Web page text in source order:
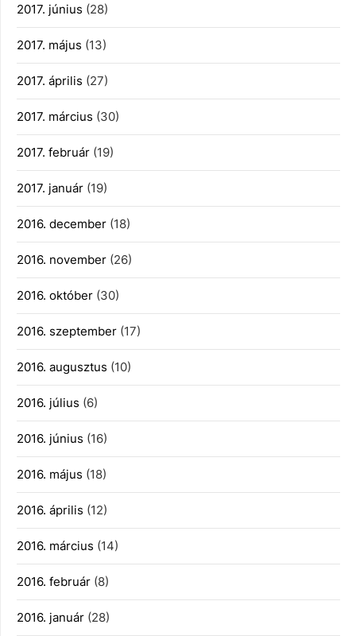
2017. június (28)
2017. május (13)
2017. április (27)
2017. március (30)
2017. február (19)
2017. január (19)
2016. december (18)
2016. november (26)
2016. október (30)
2016. szeptember (17)
2016. augusztus (10)
2016. július (6)
2016. június (16)
2016. május (18)
2016. április (12)
2016. március (14)
2016. február (8)
2016. január (28)